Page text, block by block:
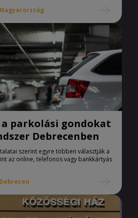
Magyarország
parkolási gondokat
Debrecenben
szerint egyre többen választják a
az online, telefonos vagy bankkártyás
Debrecen